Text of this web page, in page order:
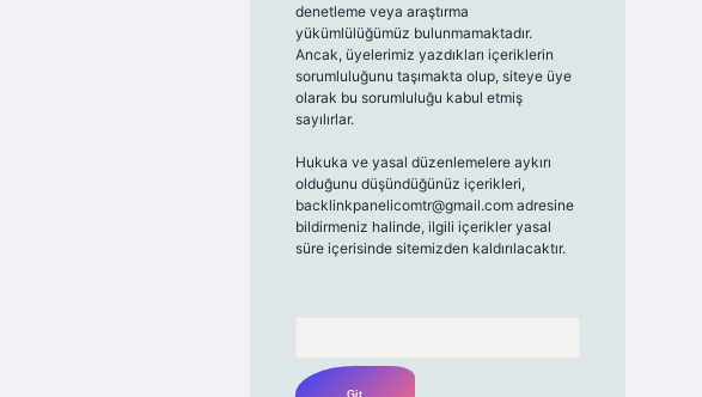
denetleme veya araştırma
yükümlülüğümüz bulunmamaktadır.
Ancak, üyelerimiz yazdıkları içeriklerin
sorumluluğunu taşımakta olup, siteye üye
olarak bu sorumluluğu kabul etmiş
sayılırlar.
Hukuka ve yasal düzenlemelere aykırı
olduğunu düşündüğünüz içerikleri,
backlinkpanelicomtr@gmail.comadresine
bildirmeniz halinde, ilgili içerikler yasal
süre içerisinde sitemizden kaldırılacaktır.